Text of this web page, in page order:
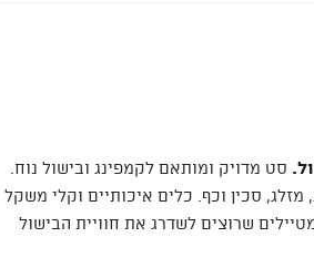
סט מדויק ומותאם לקמפינג ובישול נוח.
סיר, קומקום, 2 כוסות, מזלג, סכין וכף. כלים איכותיים וקלי משקל
שרוצים לשדרג את חוויית הבישול